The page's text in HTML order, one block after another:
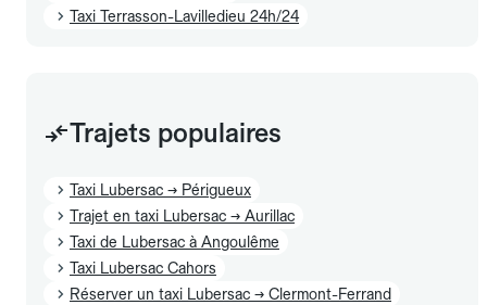
Taxi Terrasson-Lavilledieu 24h/24
Trajets populaires
Taxi Lubersac → Périgueux
Trajet en taxi Lubersac → Aurillac
Taxi de Lubersac à Angoulême
Taxi Lubersac Cahors
Réserver un taxi Lubersac → Clermont-Ferrand